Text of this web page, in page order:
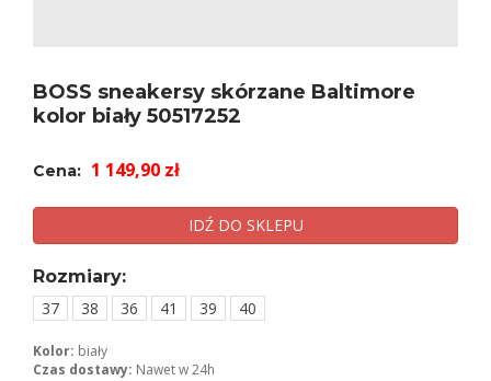
BOSS sneakersy skórzane Baltimore
kolor biały 50517252
Cena: 1 149,90 zł
IDŹ DO SKLEPU
Rozmiary:
37
38 36 41 39 40
Kolor: biały
Czas dostawy: Nawet w 24h